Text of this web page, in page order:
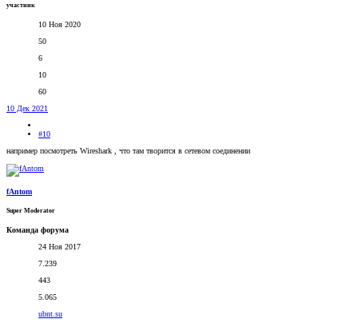
участник
10 Ноя 2020
50
6
10
60
10 Дек 2021
#10
например посмотреть Wireshark , что там творится в сетевом соединении
fAntom
Super Moderator
Команда форума
24 Ноя 2017
7.239
443
5.065
ubnt.su